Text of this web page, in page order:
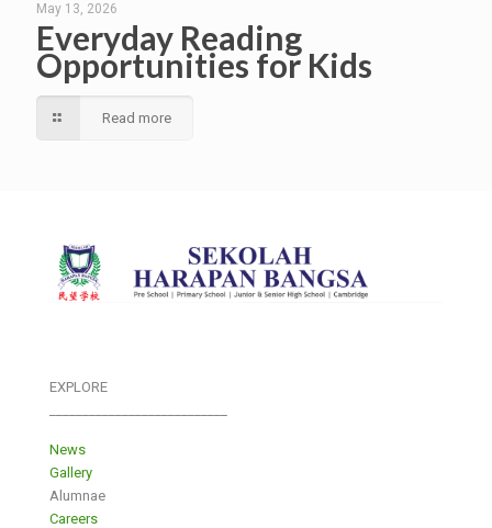
May 13, 2026
Everyday Reading
Opportunities for Kids
Read more
EXPLORE
News
Gallery
Alumnae
Careers